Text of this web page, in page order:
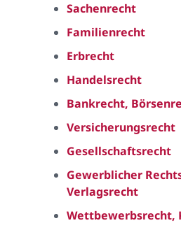
Sachenrecht
Familienrecht
Erbrecht
Handelsrecht
Bankrecht,
Versicherungsrecht
Gesellschaftsrecht
Gewerblicher
Verlagsrecht
Wettbewerbsrecht,